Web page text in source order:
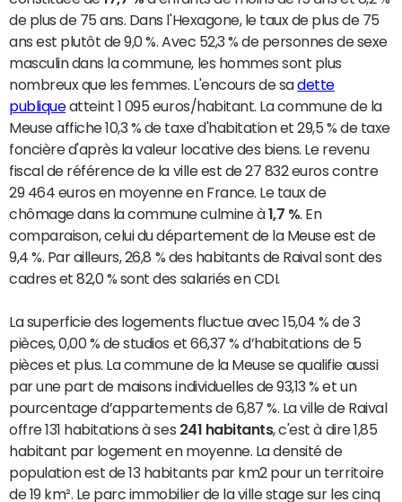
de plus de 75 ans. Dans l'Hexagone, le taux de plus de 75
ans est plutôt de 9,0 %. Avec 52,3 % de personnes de sexe
masculin dans la commune, les hommes sont plus
nombreux que les femmes. L'encours de sadette
publiqueatteint 1 095 euros/habitant. La commune de la
Meuse affiche 10,3 % de taxe d'habitation et 29,5 % de taxe
foncière d'après la valeur locative des biens. Le revenu
fiscal de référence de la ville est de 27 832 euros contre
29 464 euros en moyenne en France. Le taux de
chômage dans la commune culmine à1,7 % . En
comparaison, celui du département de la Meuse est de
9,4 %. Par ailleurs, 26,8 % des habitants de Raival sont des
cadres et 82,0 % sont des salariés en CDI.
La superficie des logements fluctue avec 15,04 % de 3
pièces, 0,00 % de studios et 66,37 % d’habitations de 5
pièces et plus. La commune de la Meuse se qualifie aussi
par une part de maisons individuelles de 93,13 % et un
pourcentage d’appartements de 6,87 %. La ville de Raival
offre 131 habitations à ses 241 habitants, c'est à dire 1,85
habitant par logement en moyenne. La densité de
population est de 13 habitants par km2 pour un territoire
de 19 km². Le parc immobilier de la ville stage sur les cinq